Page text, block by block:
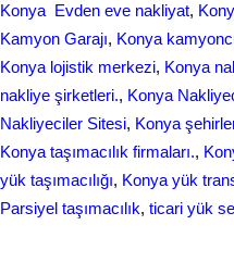
Konya Evden eve nakliyat,
Kamyon Garajı, Konya
Konya lojistik merkezi, Konya
nakliye şirketleri., Konya
Nakliyeciler Sitesi, Konya
Konya taşımacılık firmaları.,
yük taşımacılığı, Konya yük
Parsiyel taşımacılık, ticari yük